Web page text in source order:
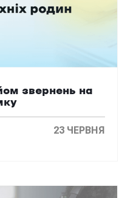
звернень на
23 ЧЕРВНЯ